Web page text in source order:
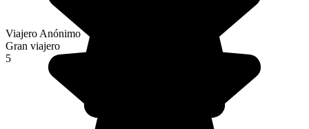
Viajero Anónimo
Gran viajero
5